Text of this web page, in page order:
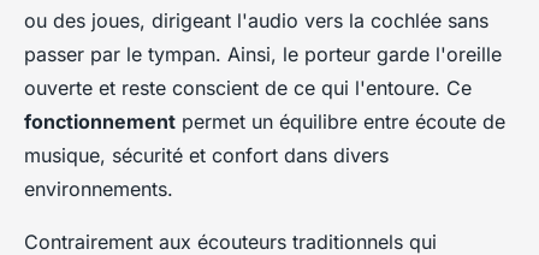
ou des joues, dirigeant l'audio vers la cochlée sans
passer par le tympan. Ainsi, le porteur garde l'oreille
ouverte et reste conscient de ce qui l'entoure. Ce
fonctionnement permet un équilibre entre écoute de
musique, sécurité et confort dans divers
environnements.
Contrairement aux écouteurs traditionnels qui